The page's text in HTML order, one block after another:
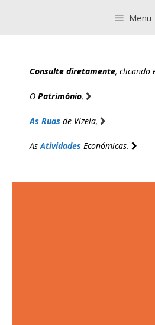
Menu
Consulte diretamente, clicando
O Património,
As Ruas de Vizela,
AsAtividades Económicas.